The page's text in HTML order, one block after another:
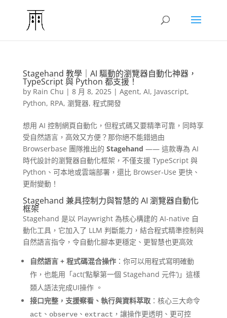
Stagehand 教學｜AI 驅動的瀏覽器自動化神器，
TypeScript 與 Python 都支援！
by Rain Chu | 8 月 8, 2025| Agent, AI, Javascript,
Python, RPA, 瀏覽器, 程式開發
想用 AI 控制網頁自動化，但程式碼又要精準可靠，同時享
受自然語言，高效又方便？那你絕不能錯過由
Browserbase 團隊推出的 Stagehand —— 這款專為 AI
時代設計的瀏覽器自動化框架，不僅支援 TypeScript 與
Python、可本地或雲端部署，還比 Browser‑Use 更快、
更耐變動！
Stagehand 兼具控制力與智慧的 AI 瀏覽器自動化
框架
Stagehand 是以 Playwright 為核心構建的 AI-native 自
動化工具，它加入了 LLM 判斷能力，結合程式精準控制與
自然語言指令，令自動化腳本更穩定、更智慧也更高效
自然語言 + 程式碼混合操作：你可以用程式寫明確動
作，也能用「act(‘點擊第一個 Stagehand 元件’)」這樣
類人語法完成UI操作 。
接口完整，支援察看、執行與資料萃取：核心三大命令
act 、 observe、 extract ，讓操作更透明、更可控